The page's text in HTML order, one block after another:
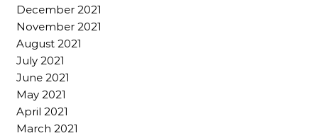
December 2021
November 2021
August 2021
July 2021
June 2021
May 2021
April 2021
March 2021